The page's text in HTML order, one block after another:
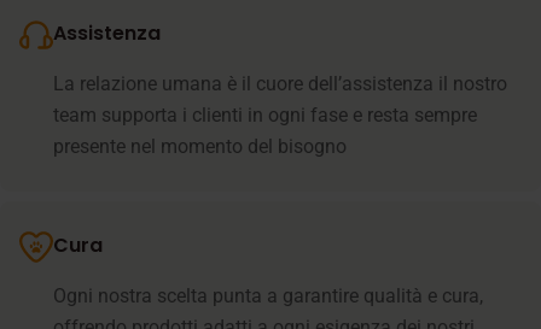
Assistenza
La relazione umana è il cuore dell’assistenza il nostro
team supporta i clienti in ogni fase e resta sempre
presente nel momento del bisogno
Cura
Ogni nostra scelta punta a garantire qualità e cura,